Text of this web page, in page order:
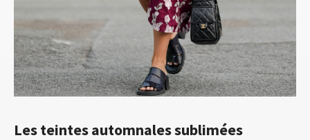
Les teintes automnales sublimées